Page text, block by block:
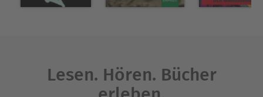
Lesen. Hören. Bücher